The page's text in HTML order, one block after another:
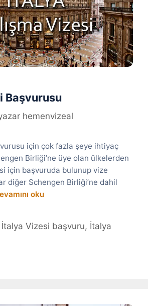
Başvurusu
hemenvizeal
için çok fazla şeye ihtiyaç
Birliği’ne üye olan ülkelerden
için başvuruda bulunup vize
diğer Schengen Birliği’ne dahil
oku
İtalya Vizesi başvuru, İtalya